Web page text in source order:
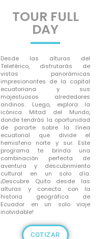
TOUR FULL
DAY
Desde las alturas del
Teleférico, disfrutarás de
vistas panorámicas
impresionantes de la capital
ecuatoriana y sus
majestuosos alrededores
andinos. Luego, explora la
icónica Mitad del Mundo,
donde tendrás la oportunidad
de pararte sobre la línea
ecuatorial que divide el
hemisferio norte y sur. Este
programa te brinda una
combinación perfecta de
aventura y descubrimiento
cultural en un solo día.
¡Descubre Quito desde las
alturas y conecta con la
historia geográfica de
Ecuador en un solo viaje
inolvidable!
COTIZAR